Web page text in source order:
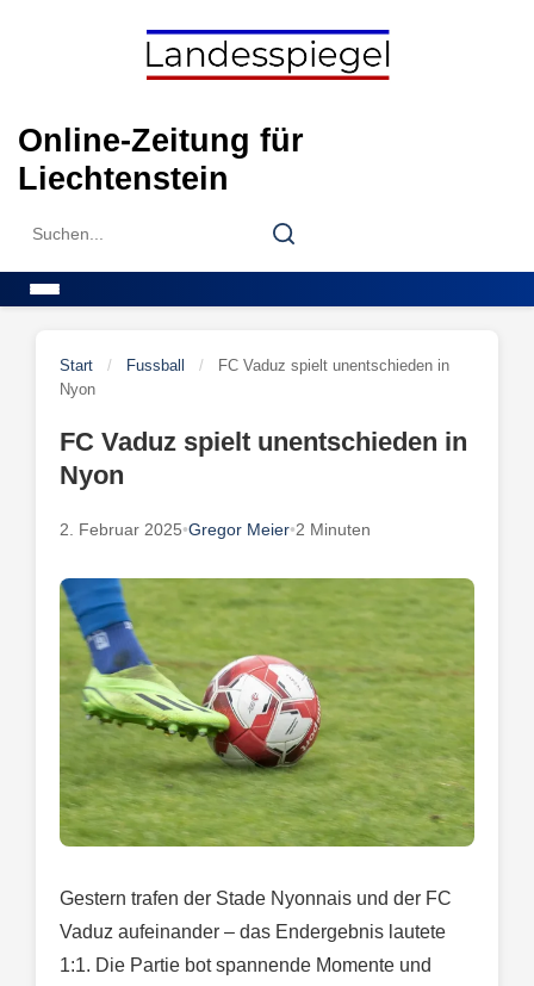
Online-Zeitung für
Liechtenstein
Search
Search
Start / Fussball /
FC Vaduz spielt unentschieden in
Nyon
FC Vaduz spielt unentschieden in
Nyon
2. Februar 2025•Gregor Meier•2 Minuten
Gestern trafen der Stade Nyonnais und der FC
Vaduz aufeinander – das Endergebnis lautete
1:1. Die Partie bot spannende Momente und